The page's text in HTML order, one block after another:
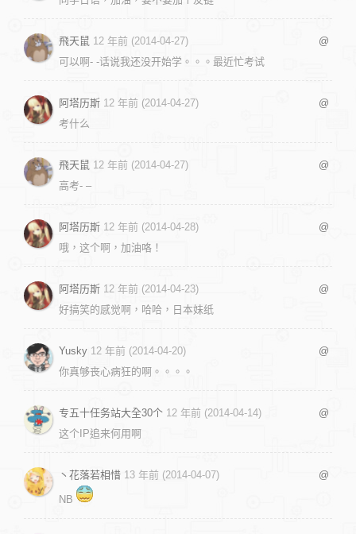
飛天鼠 12 年前 (2014-04-27)
@
可以啊- -话说我还没开始学。。。最近忙考试
阿塔历斯 12 年前 (2014-04-27)
@
考什么
飛天鼠 12 年前 (2014-04-27)
@
高考- –
阿塔历斯 12 年前 (2014-04-28)
@
哦，这个啊，加油咯！
阿塔历斯 12 年前 (2014-04-23)
@
好搞笑的感觉啊，哈哈，日本妹纸
Yusky 12 年前 (2014-04-20)
@
你真够丧心病狂的啊。。。。
专五十任务站大全30个 12 年前 (2014-04-14)
@
这个IP追来何用啊
丶花落若相惜 13 年前 (2014-04-07) @
NB